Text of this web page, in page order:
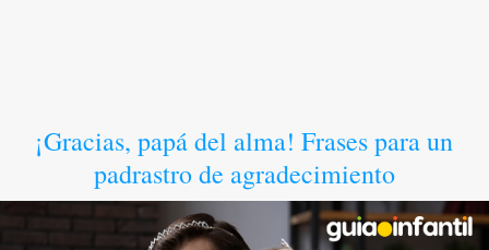
¡Gracias, papá del alma! Frases para un
padrastro de agradecimiento